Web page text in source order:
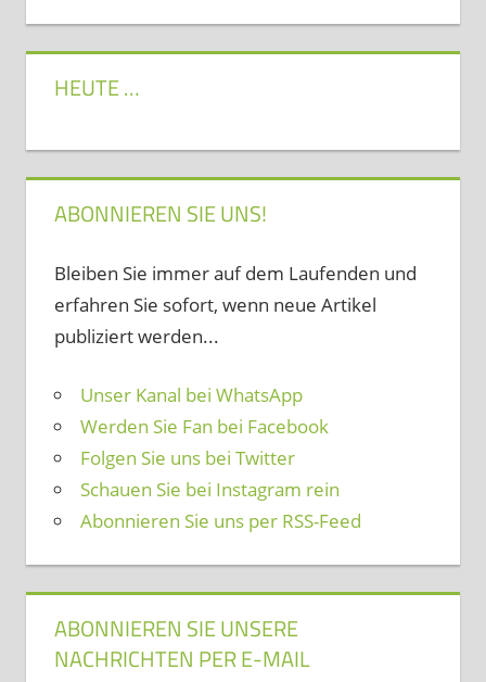
HEUTE …
ABONNIEREN SIE UNS!
Bleiben Sie immer auf dem Laufenden und
erfahren Sie sofort, wenn neue Artikel
publiziert werden...
Unser Kanal bei WhatsApp
Werden Sie Fan bei Facebook
Folgen Sie uns bei Twitter
Schauen Sie bei Instagram rein
Abonnieren Sie uns per RSS-Feed
ABONNIEREN SIE UNSERE
NACHRICHTEN PER E-MAIL